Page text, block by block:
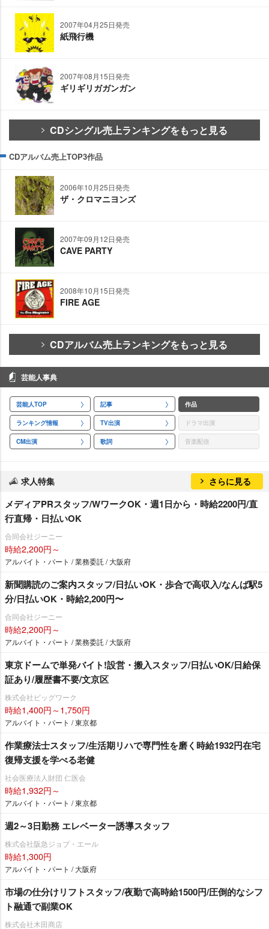
2007年04月25日発売
紙飛行機
2007年08月15日発売
ギリギリガガンガン
CDシングル売上ランキングをもっと見る
CDアルバム売上TOP3作品
2006年10月25日発売
ザ・クロマニヨンズ
2007年09月12日発売
CAVE PARTY
2008年10月15日発売
FIRE AGE
CDアルバム売上ランキングをもっと見る
芸能人事典
芸能人TOP 記事 作品
ランキング情報 TV出演 ドラマ出演
CM出演 歌詞 音楽配信
求人特集 さらに見る
メディアPRスタッフ/WワークOK・週1日から・時給2200円/直
行直帰・日払いOK
合同会社ジーニー
時給2,200円～
アルバイト・パート / 業務委託 / 大阪府
新聞購読のご案内スタッフ/日払いOK・歩合で高収入/なんば駅5
分/日払いOK・時給2,200円〜
合同会社ジーニー
時給2,200円～
アルバイト・パート / 業務委託 / 大阪府
東京ドームで単発バイト!設営・搬入スタッフ/日払いOK/日給保
証あり/履歴書不要/文京区
株式会社ビッグワーク
時給1,400円～1,750円
アルバイト・パート / 東京都
作業療法士スタッフ/生活期リハで専門性を磨く時給1932円在宅
復帰支援を学べる老健
社会医療法人財団 仁医会
時給1,932円～
アルバイト・パート / 東京都
週2～3日勤務 エレベーター誘導スタッフ
株式会社阪急ジョブ・エール
時給1,300円
アルバイト・パート / 大阪府
市場の仕分けリフトスタッフ/夜勤で高時給1500円/圧倒的なシフ
ト融通で副業OK
株式会社木田商店